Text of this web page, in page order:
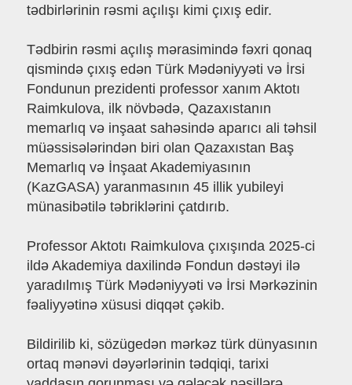
tədbirlərinin rəsmi açılışı kimi çıxış edir.
Tədbirin rəsmi açılış mərasimində fəxri qonaq
qismində çıxış edən Türk Mədəniyyəti və İrsi
Fondunun prezidenti professor xanım Aktotı
Raimkulova, ilk növbədə, Qazaxıstanın
memarlıq və inşaat sahəsində aparıcı ali təhsil
müəssisələrindən biri olan Qazaxıstan Baş
Memarlıq və İnşaat Akademiyasının
(KazGASA) yaranmasının 45 illik yubileyi
münasibətilə təbriklərini çatdırıb.
Professor Aktotı Raimkulova çıxışında 2025-ci
ildə Akademiya daxilində Fondun dəstəyi ilə
yaradılmış Türk Mədəniyyəti və İrsi Mərkəzinin
fəaliyyətinə xüsusi diqqət çəkib.
Bildirilib ki, sözügedən mərkəz türk dünyasının
ortaq mənəvi dəyərlərinin tədqiqi, tarixi